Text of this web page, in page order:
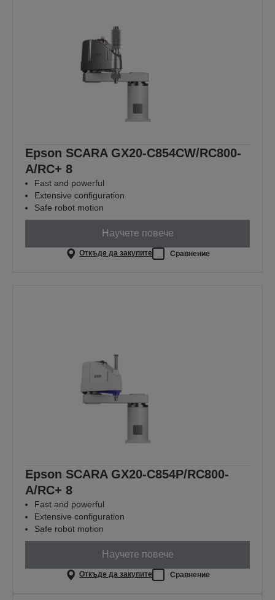
Epson SCARA GX20-C854CW/RC800-
A/RC+ 8
Fast and powerful
Extensive configuration
Safe robot motion
Научете повече
Откъде да закупите Сравнение
Epson SCARA GX20-C854P/RC800-
A/RC+ 8
Fast and powerful
Extensive configuration
Safe robot motion
Научете повече
Откъде да закупите Сравнение